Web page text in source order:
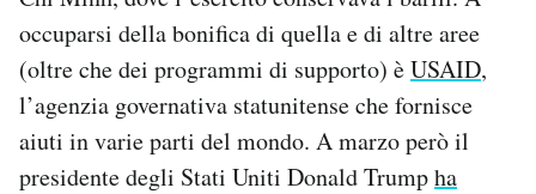
occuparsi della bonifica di quella e di altre aree
(oltre che dei programmi di supporto) èUSAID,
l’agenzia governativa statunitense che fornisce
aiuti in varie parti del mondo. A marzo però il
presidente degli Stati Uniti Donald Trumpha